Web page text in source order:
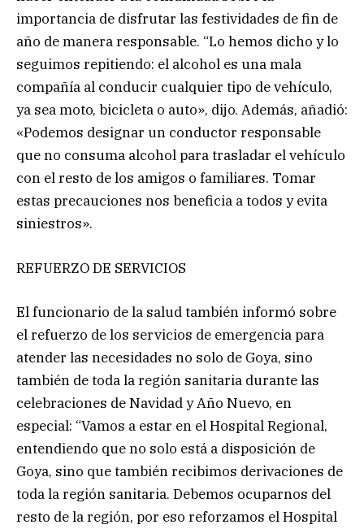
importancia de disfrutar las festividades de fin de
año de manera responsable. “Lo hemos dicho y lo
seguimos repitiendo: el alcohol es una mala
compañía al conducir cualquier tipo de vehículo,
ya sea moto, bicicleta o auto», dijo. Además, añadió:
«Podemos designar un conductor responsable
que no consuma alcohol para trasladar el vehículo
con el resto de los amigos o familiares. Tomar
estas precauciones nos beneficia a todos y evita
siniestros».
REFUERZO DE SERVICIOS
El funcionario de la salud también informó sobre
el refuerzo de los servicios de emergencia para
atender las necesidades no solo de Goya, sino
también de toda la región sanitaria durante las
celebraciones de Navidad y Año Nuevo, en
especial: “Vamos a estar en el Hospital Regional,
entendiendo que no solo está a disposición de
Goya, sino que también recibimos derivaciones de
toda la región sanitaria. Debemos ocuparnos del
resto de la región, por eso reforzamos el Hospital